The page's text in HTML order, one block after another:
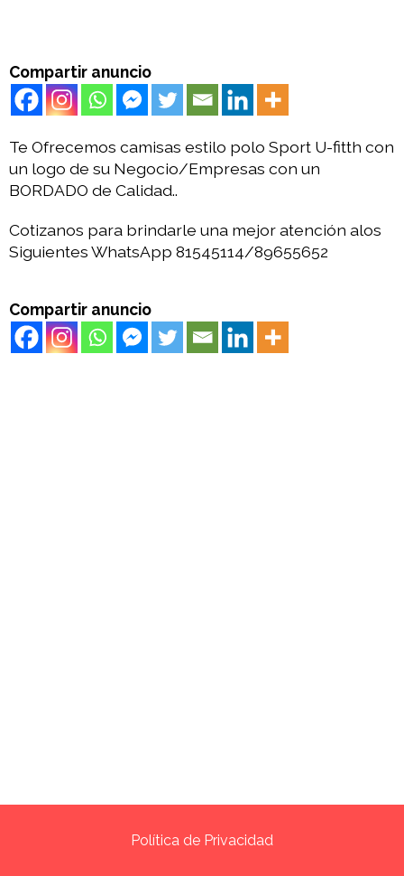
Compartir anuncio
Te Ofrecemos camisas estilo polo Sport U-fitth con
un logo de su Negocio/Empresas con un
BORDADO de Calidad..
Cotizanos para brindarle una mejor atención alos
Siguientes WhatsApp 81545114/89655652
Compartir anuncio
Política de Privacidad